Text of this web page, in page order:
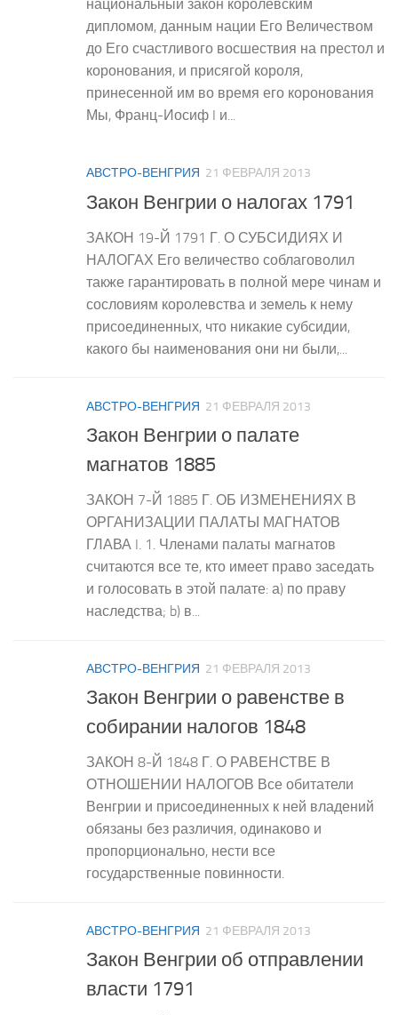
национальный закон королевским
дипломом, данным нации Его Величеством
до Его счастливого восшествия на престол и
коронования, и присягой короля,
принесенной им во время его коронования
Мы, Франц-Иосиф I и...
АВСТРО-ВЕНГРИЯ 21 ФЕВРАЛЯ 2013
Закон Венгрии о налогах 1791
ЗАКОН 19-Й 1791 Г. О СУБСИДИЯХ И
НАЛОГАХ Его величество соблаговолил
также гарантировать в полной мере чинам и
сословиям королевства и земель к нему
присоединенных, что никакие субсидии,
какого бы наименования они ни были,...
АВСТРО-ВЕНГРИЯ 21 ФЕВРАЛЯ 2013
Закон Венгрии о палате
магнатов 1885
ЗАКОН 7-Й 1885 Г. ОБ ИЗМЕНЕНИЯХ В
ОРГАНИЗАЦИИ ПАЛАТЫ МАГНАТОВ
ГЛАВА I. 1. Членами палаты магнатов
считаются все те, кто имеет право заседать
и голосовать в этой палате: а) по праву
наследства; b) в...
АВСТРО-ВЕНГРИЯ 21 ФЕВРАЛЯ 2013
Закон Венгрии о равенстве в
собирании налогов 1848
ЗАКОН 8-Й 1848 Г. О РАВЕНСТВЕ В
ОТНОШЕНИИ НАЛОГОВ Все обитатели
Венгрии и присоединенных к ней владений
обязаны без различия, одинаково и
пропорционально, нести все
государственные повинности.
АВСТРО-ВЕНГРИЯ 21 ФЕВРАЛЯ 2013
Закон Венгрии об отправлении
власти 1791